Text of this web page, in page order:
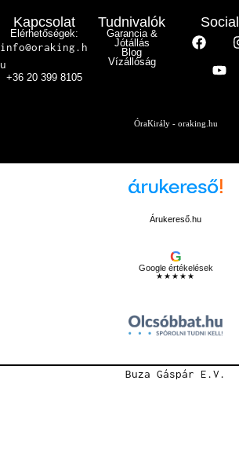
Kapcsolat
Elérhetőségek:
info@oraking.h
u
+36 20 399 8105
Tudnivalók
Garancia &
Jótállás
Blog
Vízállóság
Social
ÓraKirály - oraking.hu
Árukereső.hu
G
Google értékelések
★★★★★
Buza Gáspár E.V.